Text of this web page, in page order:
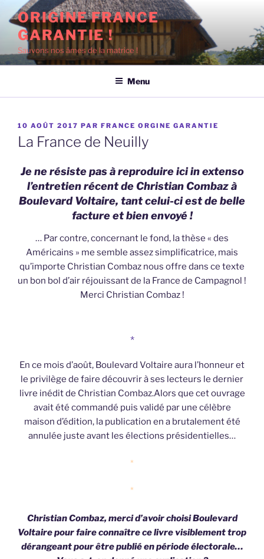
Aller
au
contenu
principal
ORIGINE FRANCE
GARANTIE !
Sauvons nos âmes de la matrice !
Menu
PUBLIÉ
LE
10 AOÛT 2017 PAR FRANCE ORGINE GARANTIE
La France de Neuilly
Je ne résiste pas à reproduire ici in extenso
l’entretien récent de Christian Combaz à
Boulevard Voltaire, tant celui-ci est de belle
facture et bien envoyé !
… Par contre, concernant le fond, la thèse « des
Américains » me semble assez simplificatrice, mais
qu’importe Christian Combaz nous offre dans ce texte
un bon bol d’air réjouissant de la France de Campagnol !
Merci Christian Combaz !
*
En ce mois d’août, Boulevard Voltaire aura l’honneur et
le privilège de faire découvrir à ses lecteurs le dernier
livre inédit de Christian Combaz.Alors que cet ouvrage
avait été commandé puis validé par une célèbre
maison d’édition, la publication en a brutalement été
annulée juste avant les élections présidentielles…
*
*
Christian Combaz, merci d’avoir choisi Boulevard
Voltaire pour faire connaître ce livre visiblement trop
dérangeant pour être publié en période électorale…